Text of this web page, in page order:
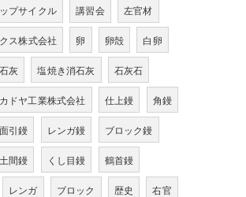
プサイクル 講習会 左官材
ス株式会社 卵 卵殻 白卵
灰 塩焼き消石灰 石灰石
カドヤ工業株式会社 仕上鏝 角鏝
面引鏝 レンガ鏝 ブロック鏝
土間鏝 くし目鏝 鶴首鏝
レンガ ブロック 歴史 右官